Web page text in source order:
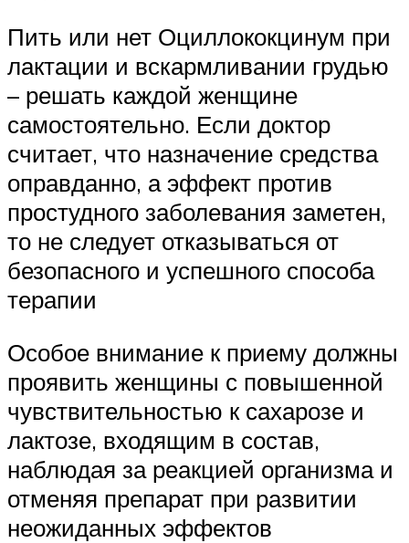
Пить или нет Оциллококцинум при
лактации и вскармливании грудью
– решать каждой женщине
самостоятельно. Если доктор
считает, что назначение средства
оправданно, а эффект против
простудного заболевания заметен,
то не следует отказываться от
безопасного и успешного способа
терапии
Особое внимание к приему должны
проявить женщины с повышенной
чувствительностью к сахарозе и
лактозе, входящим в состав,
наблюдая за реакцией организма и
отменяя препарат при развитии
неожиданных эффектов